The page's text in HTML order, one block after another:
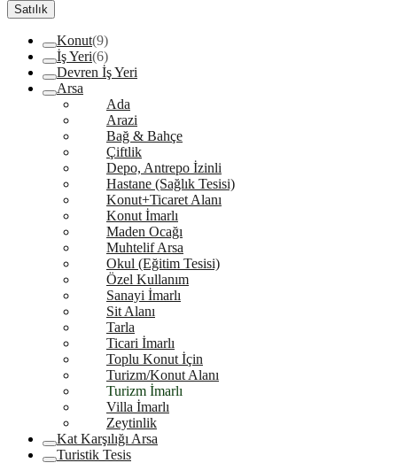
Satılık
Konut(9)
İş Yeri(6)
Devren İş Yeri
Arsa
Ada
Arazi
Bağ & Bahçe
Çiftlik
Depo, Antrepo İzinli
Hastane (Sağlık Tesisi)
Konut+Ticaret Alanı
Konut İmarlı
Maden Ocağı
Muhtelif Arsa
Okul (Eğitim Tesisi)
Özel Kullanım
Sanayi İmarlı
Sit Alanı
Tarla
Ticari İmarlı
Toplu Konut İçin
Turizm/Konut Alanı
Turizm İmarlı
Villa İmarlı
Zeytinlik
Kat Karşılığı Arsa
Turistik Tesis